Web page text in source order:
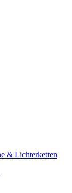
& Lichterketten